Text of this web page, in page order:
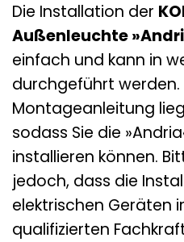
Die Installation der
Außenleuchte
einfach und kann in
durchgeführt werden.
Montageanleitung
sodass Sie die
installieren können.
jedoch, dass die
elektrischen Geräten
qualifizierten